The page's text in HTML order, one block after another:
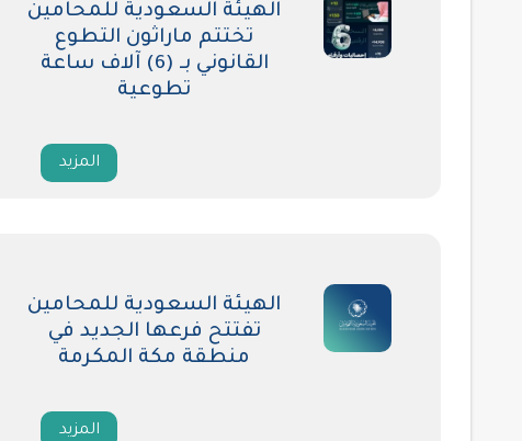
الهيئة السعودية للمحامين
تختتم ماراثون التطوع
القانوني بـ (6) آلاف ساعة
تطوعية
المزيد
الهيئة السعودية للمحامين
تفتتح فرعها الجديد في
منطقة مكة المكرمة
المزيد